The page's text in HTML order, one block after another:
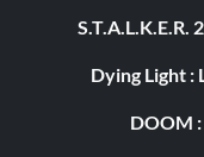
Dying Light :
DOOM